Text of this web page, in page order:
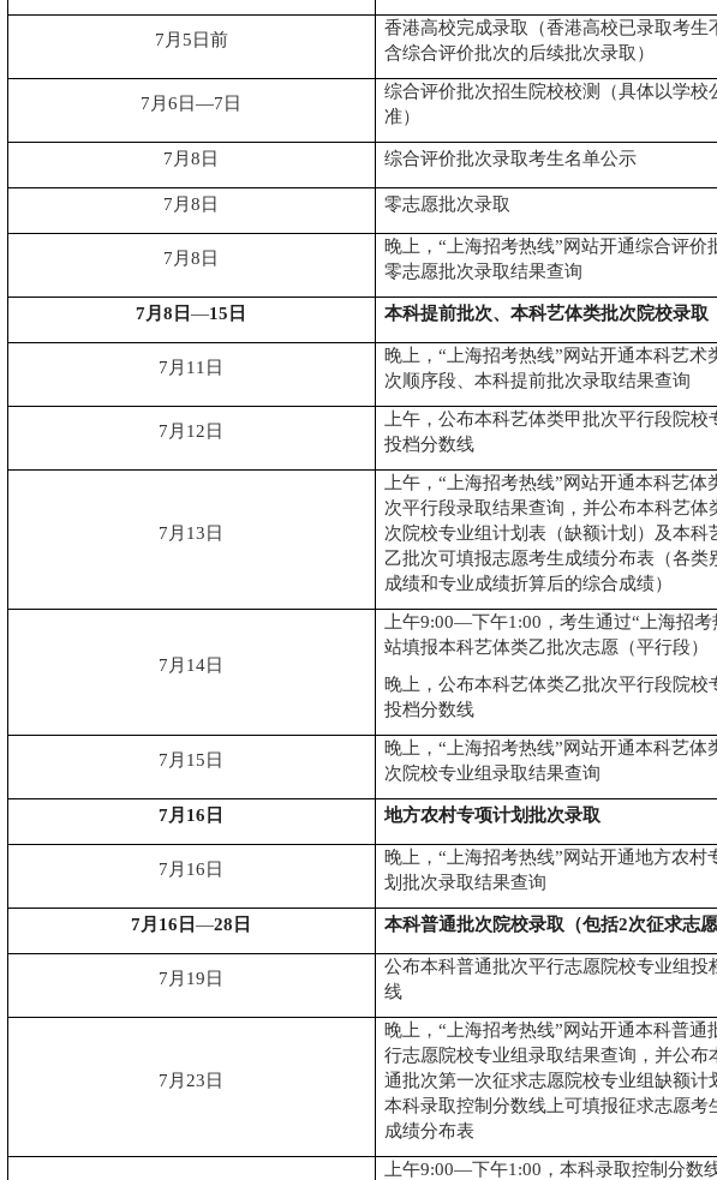
7 月 5 日前
香港高校完成录取（香港高校已录取考生
含综合评价批次的后续批次录取）
7 月 6 日—7 日
综合评价批次招生院校校测
（具体以学校
准）
7 月 8 日 综合评价批次录取考生名单公示
7 月 8 日 零志愿批次录取
7 月 8 日
晚上， “ 上海招考热线”网站开通综合评价
零志愿批次录取结果查询
7月 8 日—15 日 本科提前批次、本科艺体类批次院校录取
7 月 11 日
晚上， “ 上海招考热线”网站开通本科艺术
次顺序段、本科提前批次录取结果查询
7 月 12 日
上午，公布本科艺体类甲批次平行段院校
投档分数线
7 月 13 日
上午， “ 上海招考热线”网站开通本科艺体
次平行段录取结果查询，并公布本科艺体
次院校专业组计划表（缺额计划）及本科
乙批次可填报志愿考生成绩分布表（各类
成绩和专业成绩折算后的综合成绩）
7 月 14日
上午9:00—下午1 :00 ，考生通过“ 上海招
站填报本科艺体类乙批次志愿（平行段）
晚上，公布本科艺体类乙批次平行段院校
投档分数线
7 月 1 5 日
晚上， “ 上海招考热线”网站开通本科艺体
次院校专业组录取结果查询
7月 16 日 地方农村专项计划批次录取
7 月 16 日
晚上， “ 上海招考热线”网站开通地方农村
划批次录取结果查询
7月 16 日—28 日 本科普通批次院校录取（包括2次征求志愿
7 月 19 日
公布本科普通批次平行志愿院校专业组投
线
7 月 23 日
晚上， “ 上海招考热线”网站开通本科普通
行志愿院校专业组录取结果查询，并公布
通批次第一次征求志愿院校专业组缺额计
本科录取控制分数线上可填报征求志愿考
成绩分布表
上午9:00—下午1 :00 ，本科录取控制分数